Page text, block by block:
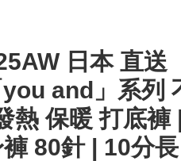
日本 直送
and」系列
熱 保暖 打底褲
80針 | 10分